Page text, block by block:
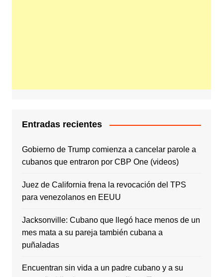
Entradas recientes
Gobierno de Trump comienza a cancelar parole a
cubanos que entraron por CBP One (videos)
Juez de California frena la revocación del TPS
para venezolanos en EEUU
Jacksonville: Cubano que llegó hace menos de un
mes mata a su pareja también cubana a
puñaladas
Encuentran sin vida a un padre cubano y a su